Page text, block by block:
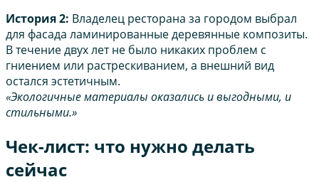
История 2: Владелец ресторана за городом выбрал
для фасада ламинированные деревянные композиты.
В течение двух лет не было никаких проблем с
гниением или растрескиванием, а внешний вид
остался эстетичным.
«Экологичные материалы оказались и выгодными, и
стильными.»
Чек-лист: что нужно делать
сейчас